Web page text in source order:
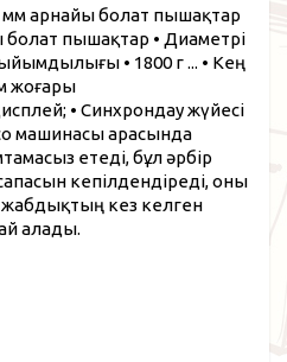
ммарнайы болат пышақтар
болат пышақтар • Диаметрі
сыйымдылығы • 1800 г ... • Кең
жоғары
• Синхрондау жүйесі
машинасы арасында
етеді, бұл әрбір
кепілдендіреді, оны
кез келген
алады.